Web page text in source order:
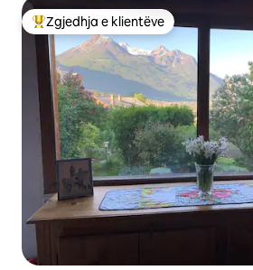
Më të mirat e zgjedhjeve të klientëve
Zgjedhja e klientëve